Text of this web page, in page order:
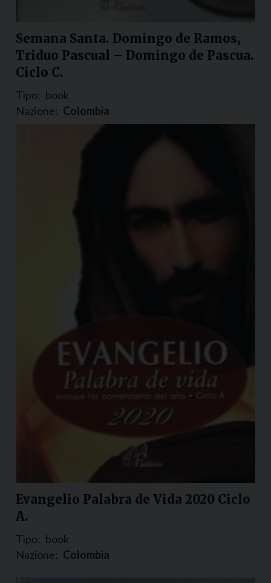
Semana Santa. Domingo de Ramos,
Triduo Pascual – Domingo de Pascua.
Ciclo C.
Tipo: book
Nazione: Colombia
Evangelio Palabra de Vida 2020 Ciclo
A.
Tipo: book
Nazione: Colombia